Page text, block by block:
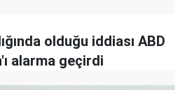
olduğu iddiası ABD
alarma geçirdi